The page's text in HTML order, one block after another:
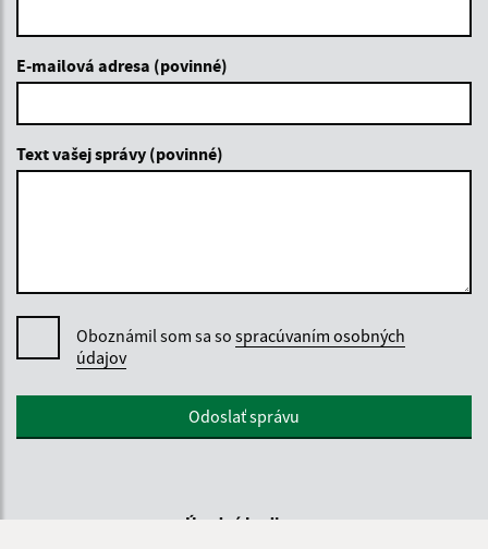
E-mailová adresa (povinné)
Text vašej správy (povinné)
Oboznámil som sa so spracúvaním osobných
údajov
Google reCaptcha ResponseOdoslať správu
Úradné hodiny: